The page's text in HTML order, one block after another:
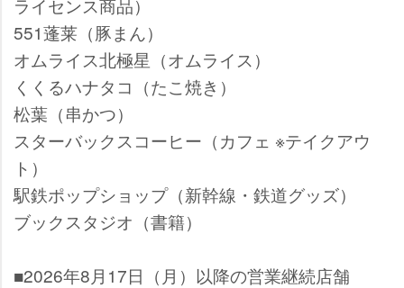
551蓬莱（豚まん）
オムライス北極星（オムライス）
くくるハナタコ（たこ焼き）
松葉（串かつ）
スターバックスコーヒー（カフェ ※テイクアウ
ト）
駅鉄ポップショップ（新幹線・鉄道グッズ）
ブックスタジオ（書籍）
■2026年8月17日（月）以降の営業継続店舗